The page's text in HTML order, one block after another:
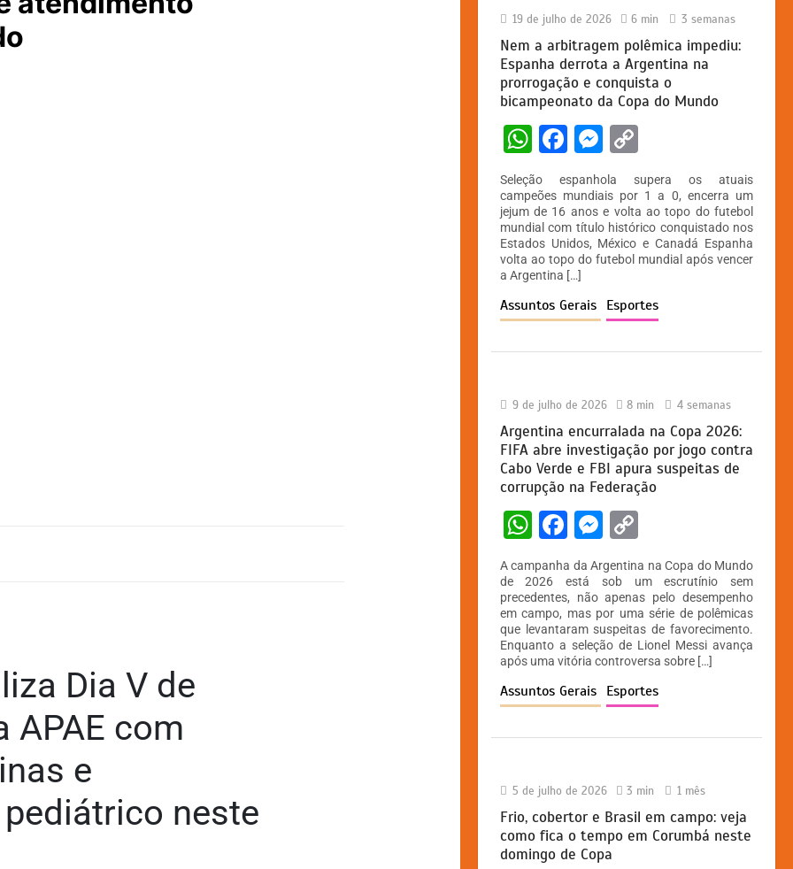
Dia V de
APAE com
e
neste
19 de julho de 2026 6 min 3 semanas
Nem a arbitragem polêmica impediu:
Espanha derrota a Argentina na
prorrogação e conquista o
bicampeonato da Copa do Mundo
W
h
at
s
A
p
p
F
c
e
b
o
o
M
e
s
s
e
g
C
p
y
Li
k
Seleção espanhola supera os atuais
campeões mundiais por 1 a 0, encerra um
jejum de 16 anos e volta ao topo do futebol
mundial com título histórico conquistado nos
Estados Unidos, México e Canadá Espanha
volta ao topo do futebol mundial após vencer
a Argentina […]
Assuntos Gerais Esportes
9 de julho de 2026 8 min 4 semanas
Argentina encurralada na Copa 2026:
FIFA abre investigação por jogo contra
Cabo Verde e FBI apura suspeitas de
corrupção na Federação
W
at
s
A
p
p
F
a
c
e
b
o
o
M
s
s
e
n
g
C
p
y
Li
n
k
A campanha da Argentina na Copa do Mundo
de 2026 está sob um escrutínio sem
precedentes, não apenas pelo desempenho
em campo, mas por uma série de polêmicas
que levantaram suspeitas de favorecimento.
Enquanto a seleção de Lionel Messi avança
após uma vitória controversa sobre […]
Assuntos Gerais Esportes
5 de julho de 2026 3 min 1 mês
Frio, cobertor e Brasil em campo: veja
como fica o tempo em Corumbá neste
domingo de Copa